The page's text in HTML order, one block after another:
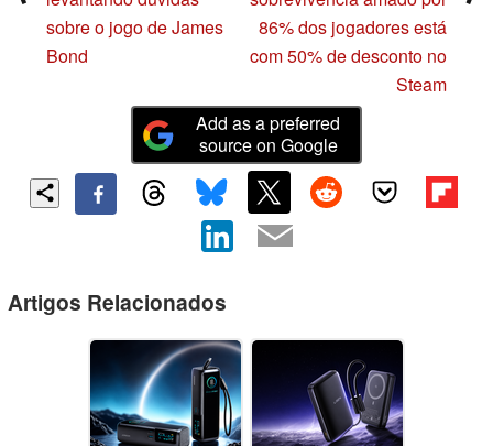
sobre o jogo de James
Bond
86% dos jogadores está
com 50% de desconto no
Steam
Add as a preferred
source on Google
Artigos Relacionados